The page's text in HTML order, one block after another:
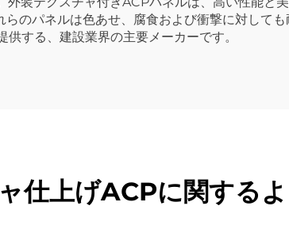
のパネルは色あせ、腐食および衝撃に対して
する、建設業界の主要メーカーです。
仕上げACPに関する